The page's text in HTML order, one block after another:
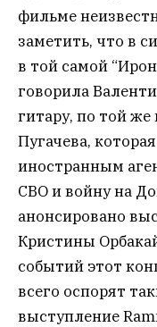
фильме
заметить, что в
в той самой
говорила
гитару, по той
Пугачева,
иностранным
СВО и войну на
анонсировано
Кристины
событий этот
всего оспорят
выступление